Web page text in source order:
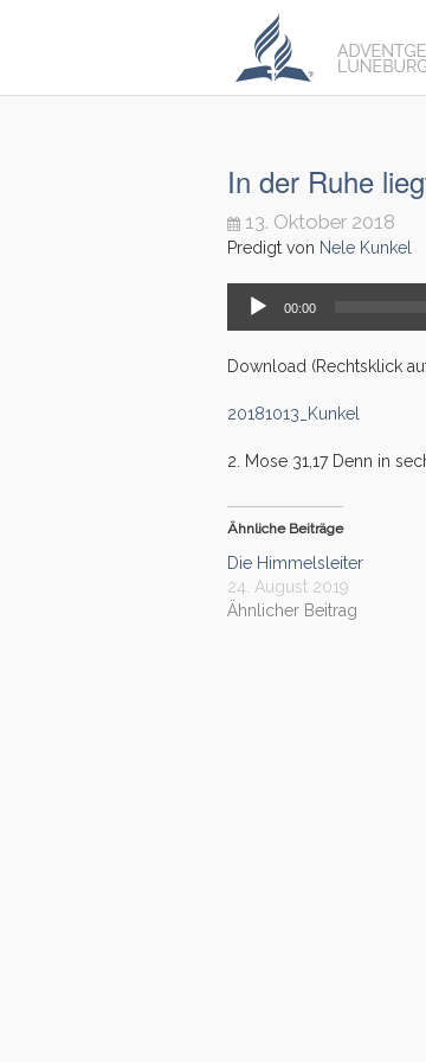
In der Ruhe
13. Oktober 2018
Predigt von Nele Kunkel
Audio-
Player
00:00
Download (Rechtsklick
20181013_Kunkel
2. Mose 31,17 Denn in
Ähnliche Beiträge
Die Himmelsleiter
24. August 2019
Ähnlicher Beitrag